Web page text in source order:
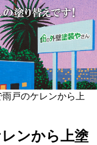
戸のケレンから上
ンから上塗